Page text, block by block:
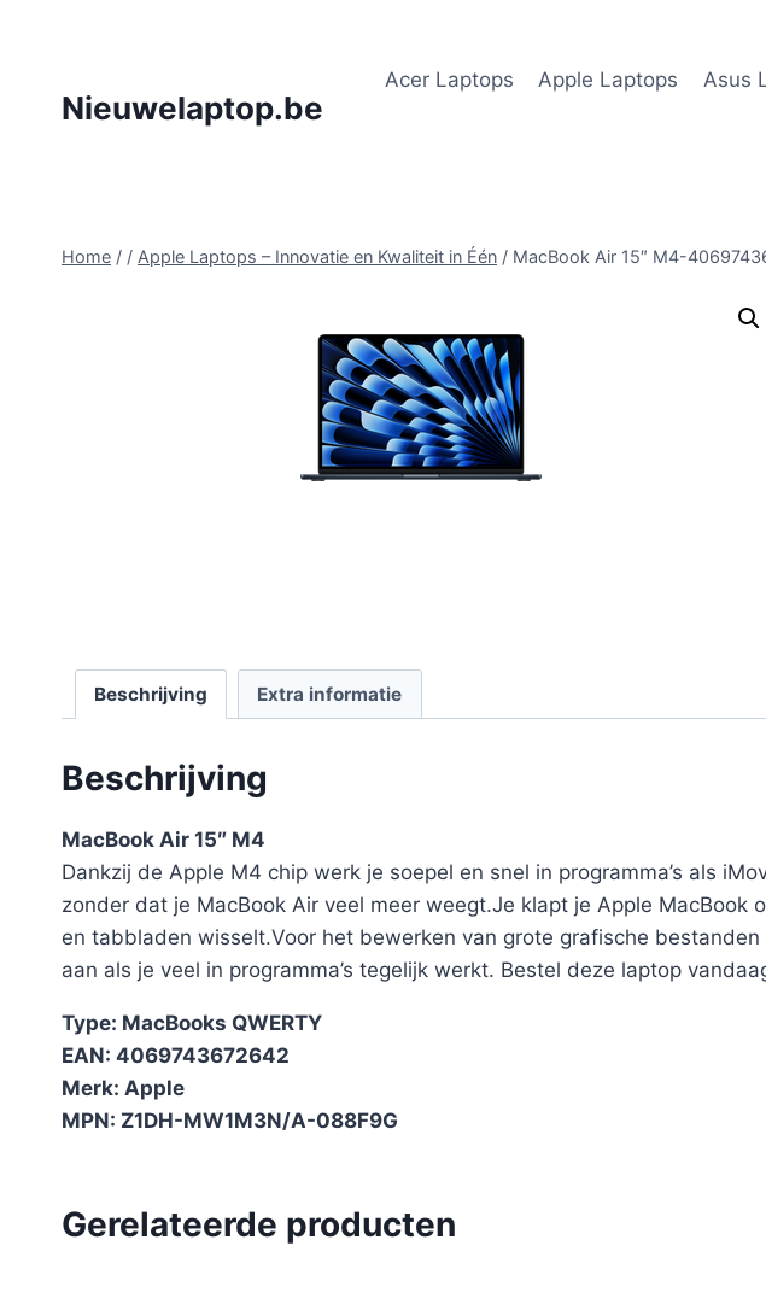
Nieuwelaptop.be
Acer Laptops Apple Laptops Asus
Home / / Apple Laptops – Innovatie en Kwaliteit in Één / MacBook Air 15″ M4-
Beschrijving Extra informatie
Beschrijving
MacBook Air 15″ M4
Dankzij de Apple M4 chip werk je soepel en snel in programma’s als
zonder dat je MacBook Air veel meer weegt.Je klapt je Apple MacBook
en tabbladen wisselt.Voor het bewerken van grote grafische
aan als je veel in programma’s tegelijk werkt. Bestel deze laptop
Type: MacBooks QWERTY
EAN: 4069743672642
Merk: Apple
MPN: Z1DH-MW1M3N/A-088F9G
Gerelateerde producten